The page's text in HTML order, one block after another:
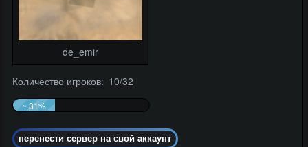
de_emir
Количество игроков: 10/32
~ 31%
перенести сервер на свой аккаунт